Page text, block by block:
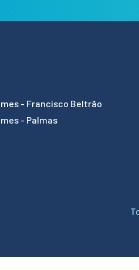
- Francisco Beltrão
- Palmas